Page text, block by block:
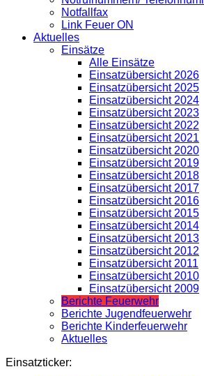
Notfallfax
Link Feuer ON
Aktuelles
Einsätze
Alle Einsätze
Einsatzübersicht 2026
Einsatzübersicht 2025
Einsatzübersicht 2024
Einsatzübersicht 2023
Einsatzübersicht 2022
Einsatzübersicht 2021
Einsatzübersicht 2020
Einsatzübersicht 2019
Einsatzübersicht 2018
Einsatzübersicht 2017
Einsatzübersicht 2016
Einsatzübersicht 2015
Einsatzübersicht 2014
Einsatzübersicht 2013
Einsatzübersicht 2012
Einsatzübersicht 2011
Einsatzübersicht 2010
Einsatzübersicht 2009
Berichte Feuerwehr
Berichte Jugendfeuerwehr
Berichte Kinderfeuerwehr
Aktuelles
Einsatzticker: